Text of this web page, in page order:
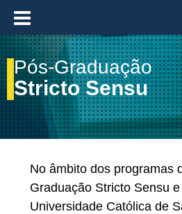
≡
Pós-Graduação
Stricto Sensu
No âmbito dos programas
Graduação Stricto Sensu
Universidade Católica de